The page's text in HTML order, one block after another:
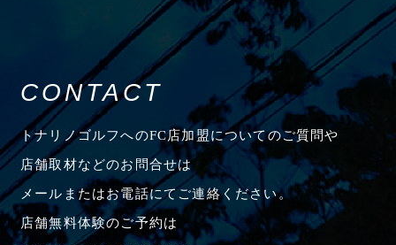
CONTACT
トナリノゴルフへのFC店加盟についてのご質問や
店舗取材などのお問合せは
メールまたはお電話にてご連絡ください。
店舗無料体験のご予約は